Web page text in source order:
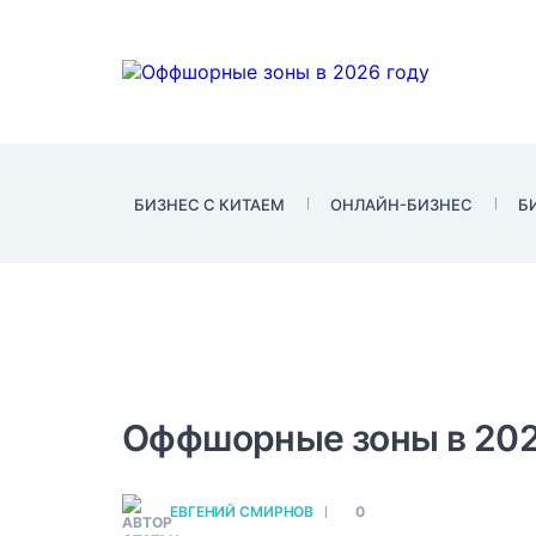
БИЗНЕС С КИТАЕМ ОНЛАЙН-БИЗНЕС
Оффшорные зоны в
ЕВГЕНИЙ СМИРНОВ 0